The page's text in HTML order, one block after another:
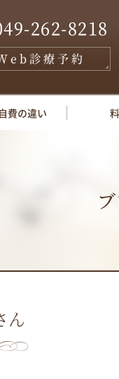
262-8218
診療予約
費の違い
ん